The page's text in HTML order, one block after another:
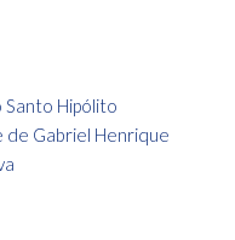
Santo Hipólito
de Gabriel Henrique